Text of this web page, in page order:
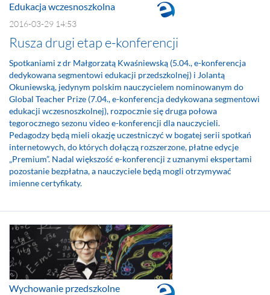
Edukacja wczesnoszkolna
2016-03-29 14:53
Rusza drugi etap e-konferencji
Spotkaniami z dr Małgorzatą Kwaśniewską (5.04., e-konferencja
dedykowana segmentowi edukacji przedszkolnej) i Jolantą
Okuniewską, jedynym polskim nauczycielem nominowanym do
Global Teacher Prize (7.04., e-konferencja dedykowana segmentowi
edukacji wczesnoszkolnej), rozpocznie się druga połowa
tegorocznego sezonu video e-konferencji dla nauczycieli.
Pedagodzy będą mieli okazję uczestniczyć w bogatej serii spotkań
internetowych, do których dołączą rozszerzone, płatne edycje
„Premium”. Nadal większość e-konferencji z uznanymi ekspertami
pozostanie bezpłatna, a nauczyciele będą mogli otrzymywać
imienne certyfikaty.
Wychowanie przedszkolne